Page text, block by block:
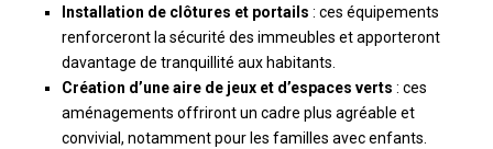
Installation de clôtures et portails : ces équipements
renforceront la sécurité des immeubles et apporteront
davantage de tranquillité aux habitants.
Création d’une aire de jeux et d’espaces verts : ces
aménagements offriront un cadre plus agréable et
convivial, notamment pour les familles avec enfants.